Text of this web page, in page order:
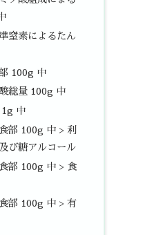
窒素によるたん
100g 中
総量 100g 中
1g 中
部 100g 中 > 利
び糖アルコール
部 100g 中 > 食
部 100g 中 > 有